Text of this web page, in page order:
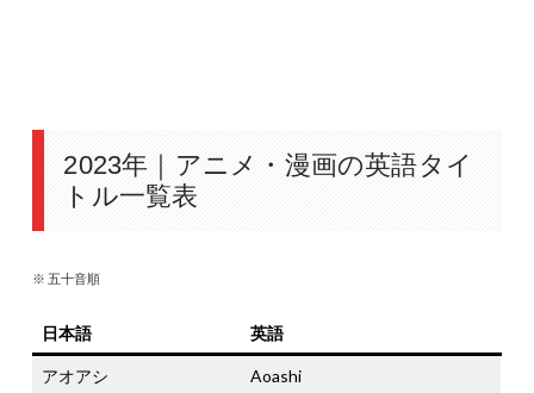
2023年｜アニメ・漫画の英語タイ
トル一覧表
※ 五十音順
日本語 英語
アオアシ
Aoashi